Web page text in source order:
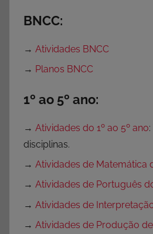
BNCC:
→ Atividades BNCC
→ Planos BNCC
1º ao 5º ano:
→ Atividades do 1º ao 5º ano
disciplinas.
→ Atividades de Matemática
→ Atividades de Português
→ Atividades de
→ Atividades de Produção